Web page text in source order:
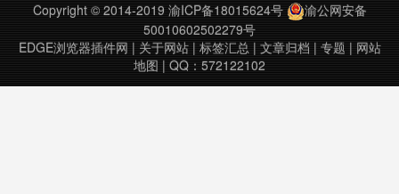
Copyright © 2014-2019 渝ICP备18015624号
渝公网安备
50010602502279号
EDGE浏览器插件网 | 关于网站| 标签汇总| 文章归档 | 专题 | 网站
地图 | QQ：572122102